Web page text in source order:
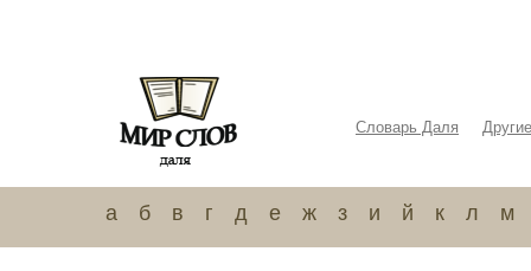
Словарь Даля
а б в г д е ж з и й к л м